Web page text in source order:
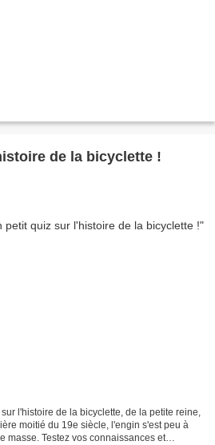
de la bicyclette !
l'histoire de la bicyclette, de la petite reine,
moitié du 19e siècle, l'engin s'est peu à
masse. Testez vos connaissances et